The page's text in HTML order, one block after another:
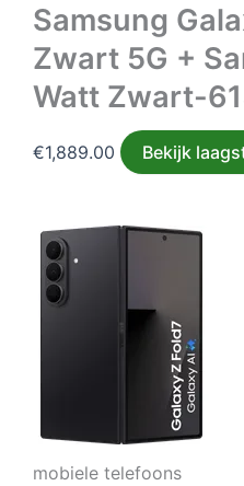
Samsung
Zwart 5G +
Watt Zwart-
€1,889.00 Bekijk
mobiele telefoons